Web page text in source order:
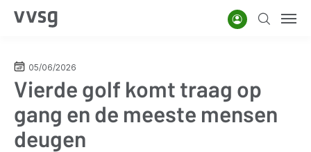
Overslaan
inhoud
AccountZoeken
05/06/2026
Vierde golf komt traag op
gang en de meeste mensen
deugen